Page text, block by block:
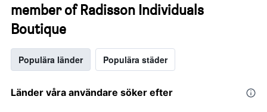
member of Radisson Individuals
Boutique
Populära länder Populära städer
Länder våra användare söker efter